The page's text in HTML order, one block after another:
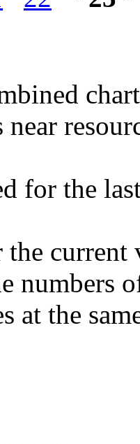
near
for the
the
numbers
at the